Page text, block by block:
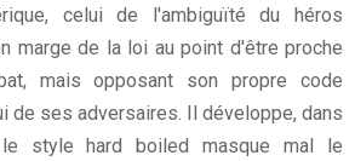
celui de l'ambiguïté du héros
marge de la loi au point d'être proche
mais opposant son propre code
de ses adversaires. Il développe, dans
style hard boiled masque mal le